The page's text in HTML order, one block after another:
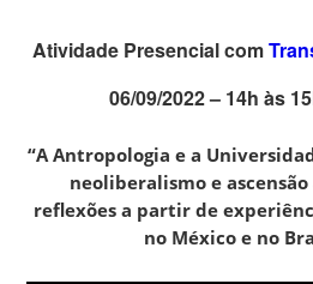
Atividade Presencial com
06/09/2022 – 14h às
“A Antropologia e a
neoliberalismo e
reflexões a partir de
no México e no